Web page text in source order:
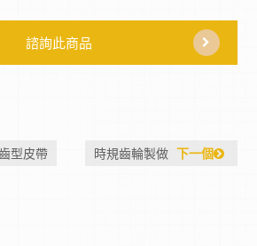
諮詢此商品
型皮帶 時規齒輪製做 下一個